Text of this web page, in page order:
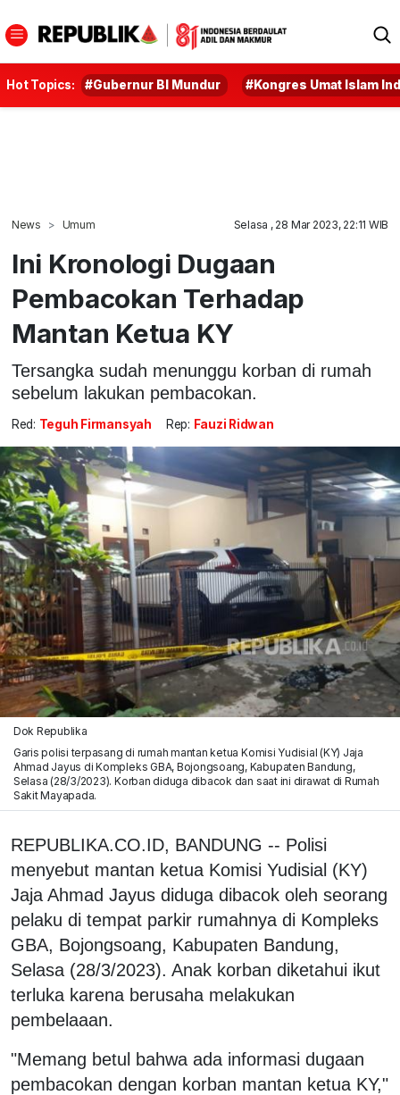
Hot Topics: #Gubernur BI Mundur #Kongres Umat Islam
News Umum Selasa , 28 Mar 2023, 22:11 WIB
Ini Kronologi Dugaan
Pembacokan Terhadap
Mantan Ketua KY
Tersangka sudah menunggu korban di rumah
sebelum lakukan pembacokan.
Red: Teguh Firmansyah Rep: Fauzi Ridwan
Dok Republika
Garis polisi terpasang di rumah mantan ketua Komisi Yudisial (KY) Jaja
Ahmad Jayus di Kompleks GBA, Bojongsoang, Kabupaten Bandung,
Selasa (28/3/2023). Korban diduga dibacok dan saat ini dirawat di Rumah
Sakit Mayapada.
REPUBLIKA.CO.ID, BANDUNG -- Polisi
menyebut mantan ketua Komisi Yudisial (KY)
Jaja Ahmad Jayus diduga dibacok oleh seorang
pelaku di tempat parkir rumahnya di Kompleks
GBA, Bojongsoang, Kabupaten Bandung,
Selasa (28/3/2023). Anak korban diketahui ikut
terluka karena berusaha melakukan
pembelaaan.
"Memang betul bahwa ada informasi dugaan
pembacokan dengan korban mantan ketua KY,"